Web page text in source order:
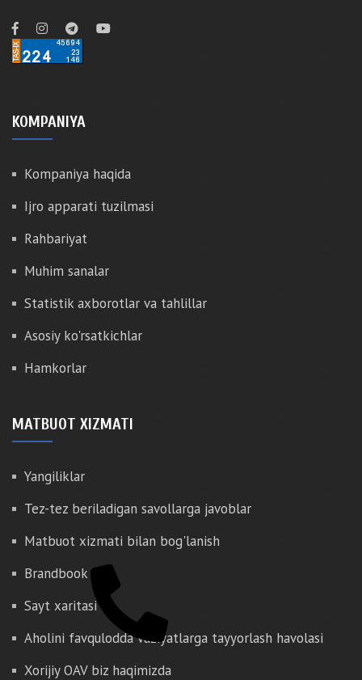
KOMPANIYA
Kompaniya haqida
Ijro apparati tuzilmasi
Rahbariyat
Muhim sanalar
Statistik axborotlar va tahlillar
Asosiy ko'rsatkichlar
Hamkorlar
MATBUOT XIZMATI
Yangiliklar
Tez-tez beriladigan savollarga javoblar
Matbuot xizmati bilan bog'lanish
Brandbook
Sayt xaritasi
Aholini favqulodda vaziyatlarga tayyorlash havolasi
Xorijiy OAV biz haqimizda